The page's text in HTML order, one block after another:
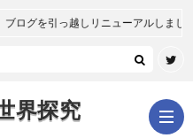
界探究
ブログを引っ越しリニューアルしまし